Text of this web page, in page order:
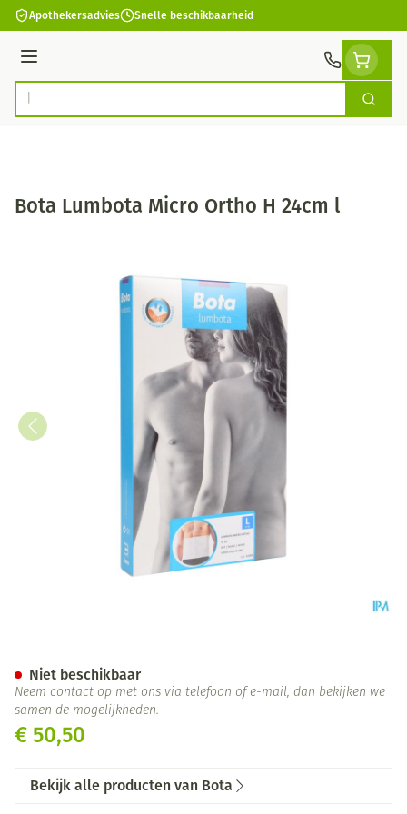
Ga naar de inhoud
Apothekersadvies Snelle beschikbaarheid
Menu
Product, merk, categorie... Zoek
Bota Lumbota Micro Ortho H 24cm l
€ 50,50
Niet beschikbaar
Neem contact op met ons via telefoon of e-mail, dan bekijken we
samen de mogelijkheden.
Bekijk alle producten van Bota